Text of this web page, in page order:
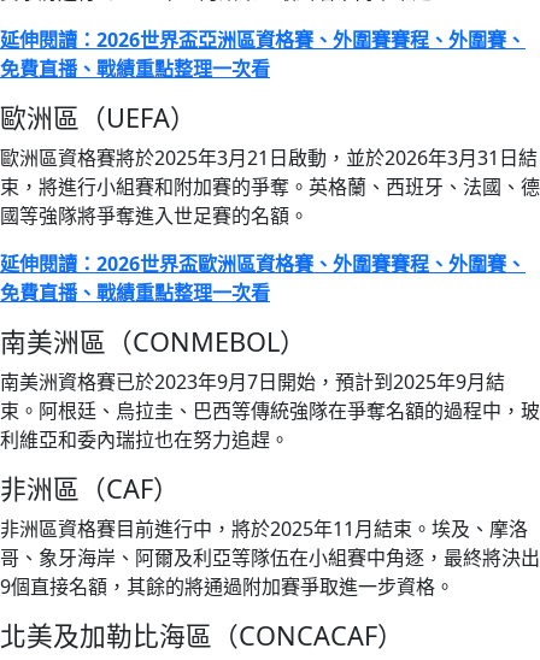
延伸閱讀：2026世界盃亞洲區資格賽、外圍賽賽程、外圍賽、
免費直播、戰績重點整理一次看
歐洲區（UEFA）
歐洲區資格賽將於2025年3月21日啟動，並於2026年3月31日結
束，將進行小組賽和附加賽的爭奪。英格蘭、西班牙、法國、德
國等強隊將爭奪進入世足賽的名額。
延伸閱讀：2026世界盃歐洲區資格賽、外圍賽賽程、外圍賽、
免費直播、戰績重點整理一次看
南美洲區（CONMEBOL）
南美洲資格賽已於2023年9月7日開始，預計到2025年9月結
束。阿根廷、烏拉圭、巴西等傳統強隊在爭奪名額的過程中，玻
利維亞和委內瑞拉也在努力追趕。
非洲區（CAF）
非洲區資格賽目前進行中，將於2025年11月結束。埃及、摩洛
哥、象牙海岸、阿爾及利亞等隊伍在小組賽中角逐，最終將決出
9個直接名額，其餘的將通過附加賽爭取進一步資格。
北美及加勒比海區（CONCACAF）